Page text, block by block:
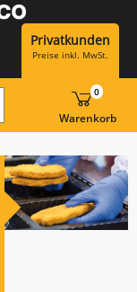
Privatkunden
Preise inkl. MwSt.
oder Artikelnummer
Warenkorb
0